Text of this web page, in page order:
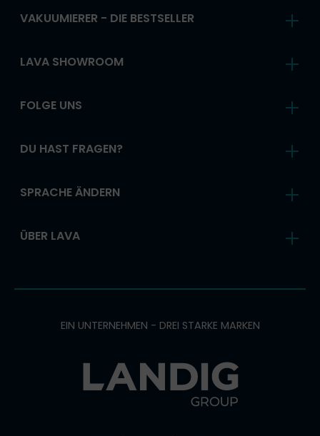
VAKUUMIERER - DIE BESTSELLER
LAVA SHOWROOM
FOLGE UNS
DU HAST FRAGEN?
SPRACHE ÄNDERN
ÜBER LAVA
EIN UNTERNEHMEN - DREI STARKE MARKEN